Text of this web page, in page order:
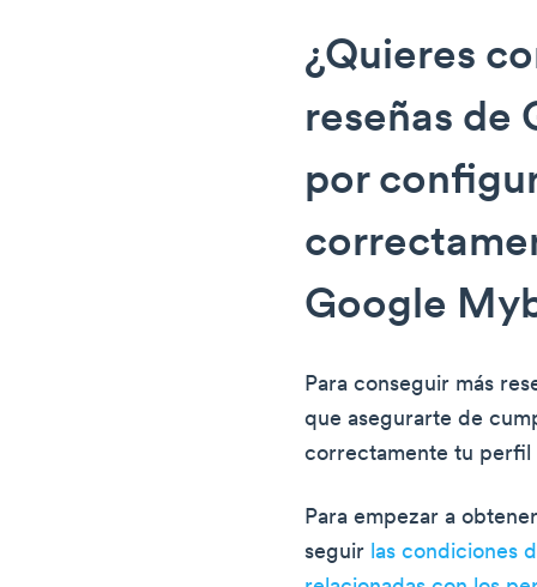
¿Quieres
reseñas de
por
Google
Para conseguir más
que asegurarte de
correctamente tu perfil
Para empezar a
seguir las condiciones